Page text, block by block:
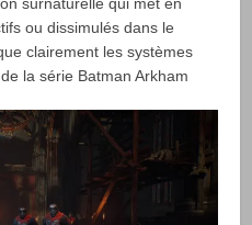
surnaturelle qui met en
ou dissimulés dans le
clairement les systèmes
la série Batman Arkham